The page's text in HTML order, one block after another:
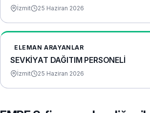
İzmit 25 Haziran 2026
ELEMAN ARAYANLAR
SEVKİYAT DAĞITIM PERSONELİ
İzmit 25 Haziran 2026